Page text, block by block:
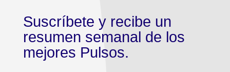
Suscríbete y recibe un
resumen semanal de los
mejores Pulsos.